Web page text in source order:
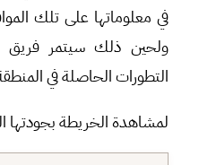
في معلوماتها على تلك
ولحين ذلك سيتمر فريق
التطورات الحاصلة في
لمشاهدة الخريطة بجودتها